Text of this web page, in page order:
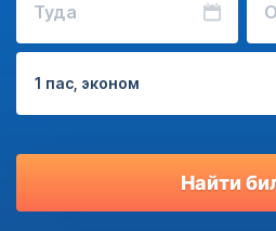
Туда
1 пас, эконом
Найти